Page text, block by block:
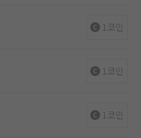
1코인
1코인
1코인